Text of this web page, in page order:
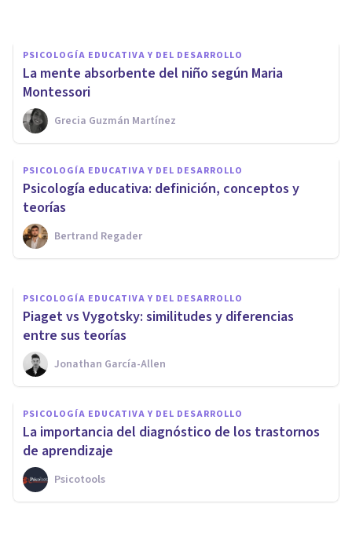
PSICOLOGÍA EDUCATIVA Y DEL DESARROLLO
La mente absorbente del niño según Maria
Montessori
Grecia Guzmán Martínez
PSICOLOGÍA EDUCATIVA Y DEL DESARROLLO
Psicología educativa: definición, conceptos y
teorías
Bertrand Regader
Andragogía: el aprendizaje en
edades avanzadas
Elisabet Rodríguez Camón
PSICOLOGÍA EDUCATIVA Y DEL DESARROLLO
​Piaget vs Vygotsky: similitudes y diferencias
entre sus teorías
Jonathan García-Allen
PSICOLOGÍA EDUCATIVA Y DEL DESARROLLO
La importancia del diagnóstico de los trastornos
de aprendizaje
Psicotools